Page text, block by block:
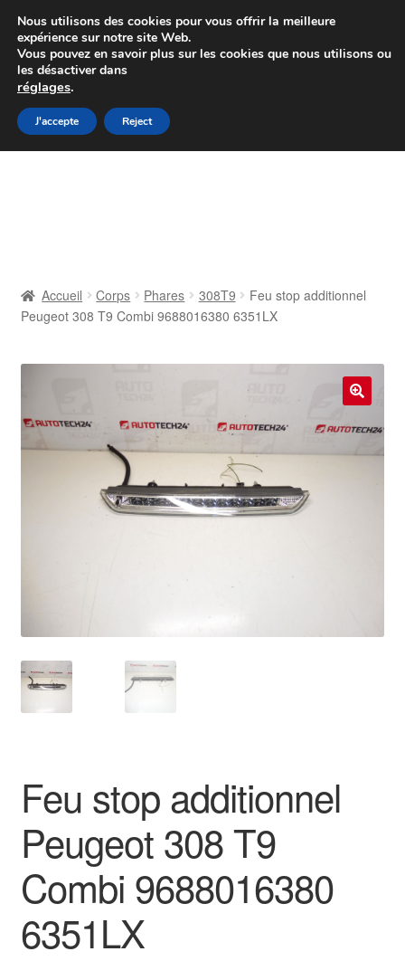
Colissimo livraison à partir de 7 EUR
Du lundi au vendredi de 9 h à 16 h
Aller
à
Aller
au
Contact
Livraison
Livraison internationale
Politique de confidentialité
Accueil Corps Phares 308T9
Feu stop additionnel
Peugeot 308 T9 Combi 9688016380 6351LX
Feu stop additionnel
Peugeot 308 T9
Combi 9688016380
6351LX
Nous utilisons des cookies pour vous offrir la meilleure
expérience sur notre site Web.
Vous pouvez en savoir plus sur les cookies que nous utilisons ou
les désactiver dans
réglages.
J'accepte Reject